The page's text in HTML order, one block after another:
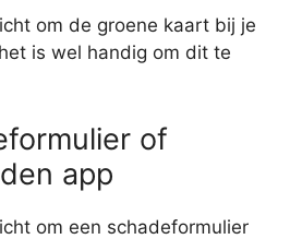
om de groene kaart bij je
is wel handig om dit te
of
app
om een schadeformulier